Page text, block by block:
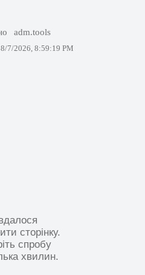
adm.tools
8/7/2026, 8:59:19 PM
сторінку.
спробу
хвилин.